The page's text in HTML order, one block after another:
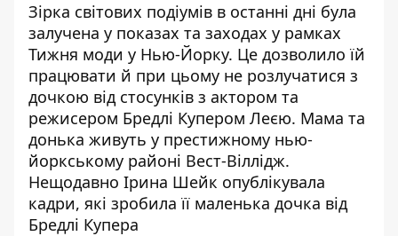
Зірка світових подіумів в останні дні була
залучена у показах та заходах у рамках
Тижня моди у Нью-Йорку. Це дозволило їй
працювати й при цьому не розлучатися з
дочкою від стосунків з актором та
режисером Бредлі Купером Леєю. Мама та
донька живуть у престижному нью-
йоркському районі Вест-Віллідж.
Нещодавно Ірина Шейк опублікувала
кадри, які зробила її маленька дочка від
Бредлі Купера